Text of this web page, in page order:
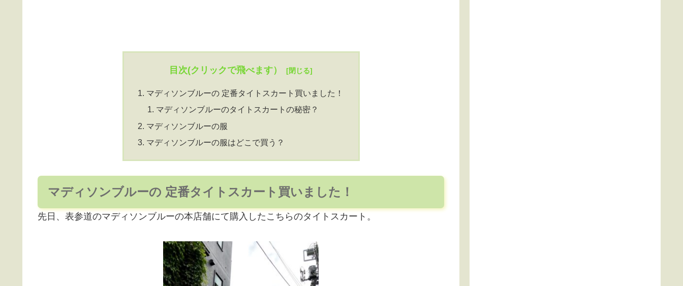
目次(クリックで飛べます）
マディソンブルーの 定番タイトスカート買いました！
マディソンブルーのタイトスカートの秘密？
マディソンブルーの服
マディソンブルーの服はどこで買う？
マディソンブルーの 定番タイトスカート買いました！
先日、表参道のマディソンブルーの本店舗にて購入したこちらのタイトスカート。